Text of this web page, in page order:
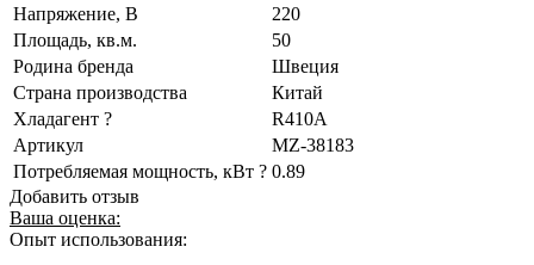
Напряжение, В
220
Площадь, кв.м.
50
Родина бренда
Швеция
Страна производства
Китай
Хладагент ?
R410A
Артикул
MZ-38183
Потребляемая мощность, кВт ? 0.89
Добавить отзыв
Ваша оценка:
Опыт использования: